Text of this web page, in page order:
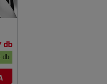
db
db